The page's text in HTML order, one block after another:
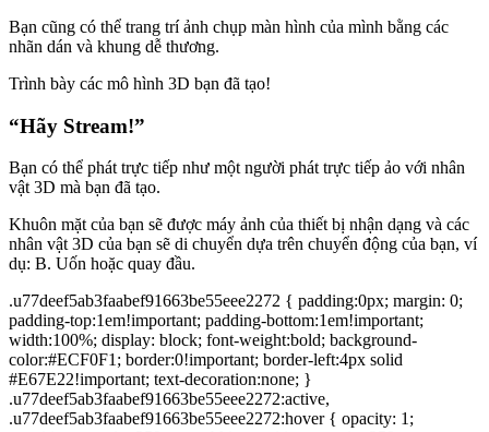
Bạn cũng có thể trang trí ảnh chụp màn hình của mình bằng các
nhãn dán và khung dễ thương.
Trình bày các mô hình 3D bạn đã tạo!
“Hãy Stream!”
Bạn có thể phát trực tiếp như một người phát trực tiếp ảo với nhân
vật 3D mà bạn đã tạo.
Khuôn mặt của bạn sẽ được máy ảnh của thiết bị nhận dạng và các
nhân vật 3D của bạn sẽ di chuyển dựa trên chuyển động của bạn, ví
dụ: B. Uốn hoặc quay đầu.
.u77deef5ab3faabef91663be55eee2272 { padding:0px; margin: 0;
padding-top:1em!important; padding-bottom:1em!important;
width:100%; display: block; font-weight:bold; background-
color:#ECF0F1; border:0!important; border-left:4px solid
#E67E22!important; text-decoration:none; }
.u77deef5ab3faabef91663be55eee2272:active,
.u77deef5ab3faabef91663be55eee2272:hover { opacity: 1;